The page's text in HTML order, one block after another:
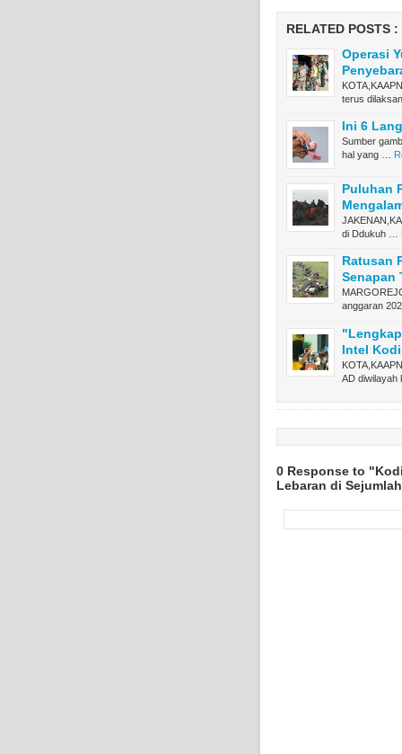
RELATED POSTS :
Operasi
terus
Ini 6
Sumber
hal yang …
Puluhan
di Ddukuh …
Ratusan
Senapan
anggaran
Intel
AD diwilayah
0 Response to
Lebaran di